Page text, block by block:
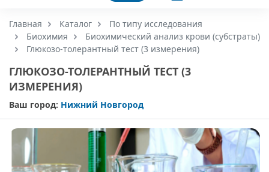
Главная Каталог
По типу исследования
Биохимия
Биохимический анализ крови (субстраты)
Глюкозо-толерантный тест (3 измерения)
ГЛЮКОЗО-ТОЛЕРАНТНЫЙ ТЕСТ (3
ИЗМЕРЕНИЯ)
Ваш город: Нижний Новгород